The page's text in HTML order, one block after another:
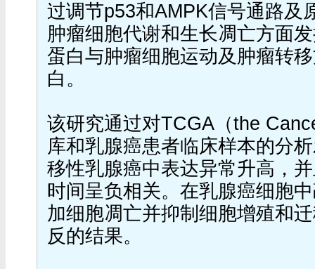
过调节p53和AMPK信号通路及
肿瘤细胞代谢和生长凋亡方面
蛋白与肿瘤细胞运动及肿瘤转
白。
该研究通过对TCGA（the
库和乳腺癌患者临床样本的分
移性乳腺癌中表达异常升高，
时间呈负相关。在乳腺癌细胞
加细胞凋亡并抑制细胞增殖和
反的结果。